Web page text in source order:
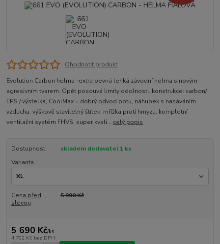
Ohodnotit produkt
Evolution Carbon helma -extra pevná lehká závodní helma s novým
agresivním tvarem. Opět posouvá limity odolnosti. konstrukce: carbon/
EPS / výstelka, CoolMax = dobrý odvod potu, náhubek s nasáváním
vzduchu, výškově stavitelný štítek, mřížka proti hmyzu, kompletní
ventilační systém FHVS, super kvali... celý popis
Dostupnost
skladem dodavatel 1 ks
Varianta
Cena před
slevou
5 990 Kč
5 690 Kč/ks
4 702 Kč bez DPH